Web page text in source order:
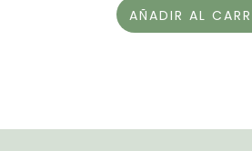
AÑADIR AL